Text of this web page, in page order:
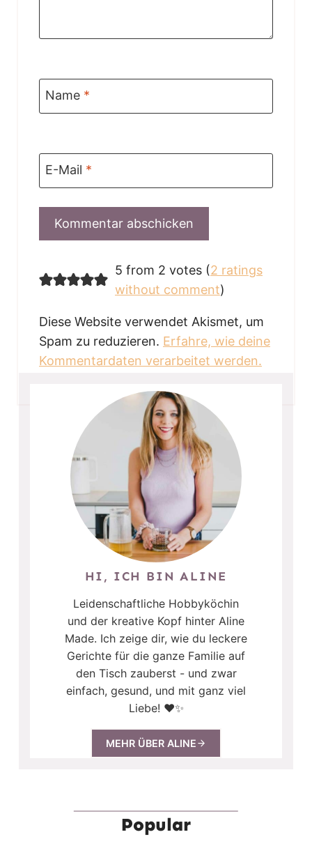
Name *
E-Mail *
5 from 2 votes (2 ratings
without comment)
Diese Website verwendet Akismet, um
Spam zu reduzieren. Erfahre, wie deine
Kommentardaten verarbeitet werden.
HI, ICH BIN ALINE
Leidenschaftliche Hobbyköchin
und der kreative Kopf hinter Aline
Made. Ich zeige dir, wie du leckere
Gerichte für die ganze Familie auf
den Tisch zauberst - und zwar
einfach, gesund, und mit ganz viel
Liebe! ❤️✨
MEHR ÜBER ALINE
Popular